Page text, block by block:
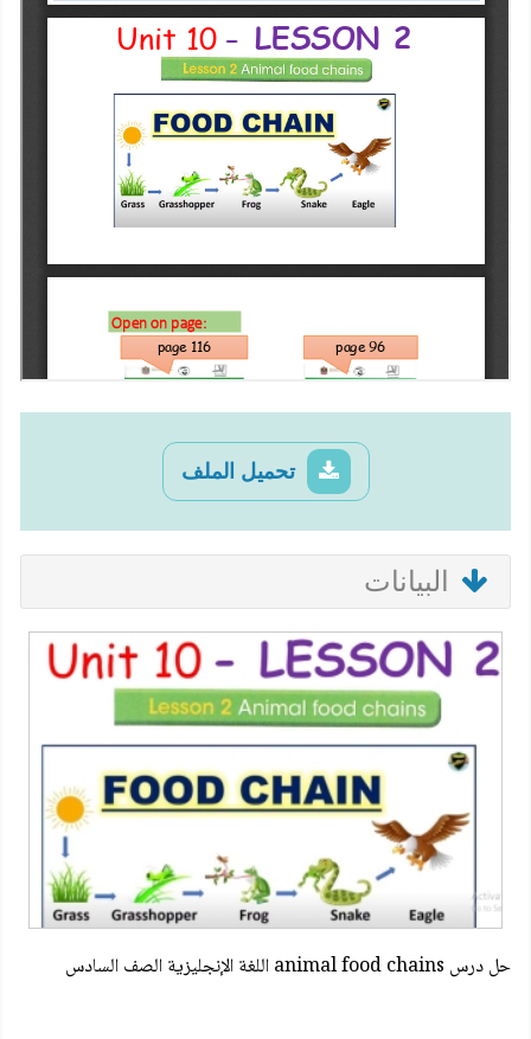
تحميل الملف
البيانات
حل درس animal food chains اللغة الإنجليزية الصف السادس